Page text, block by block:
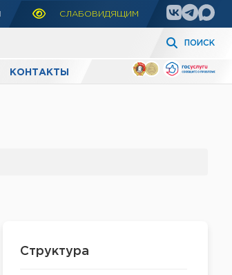
СЛАБОВИДЯЩИМ
ПОИСК
КОНТАКТЫ
Структура